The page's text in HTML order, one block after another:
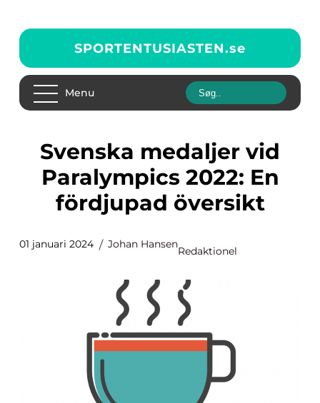
SPORTENTUSIASTEN.se
Menu
Svenska medaljer vid
Paralympics 2022: En
fördjupad översikt
01 januari 2024 Johan Hansen
Redaktionel